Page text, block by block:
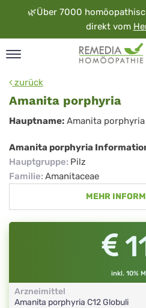
🌿Über 7000
direkt vom
zurück
Amanita porphyria
Amanita
porphyria
Hauptname: Amanita porphyria
Amanita porphyria
Hauptgruppe: Pilz
Familie: Amanitaceae
MEHR
inkl. 10%
Arzneimittel
Amanita porphyria C12Globuli